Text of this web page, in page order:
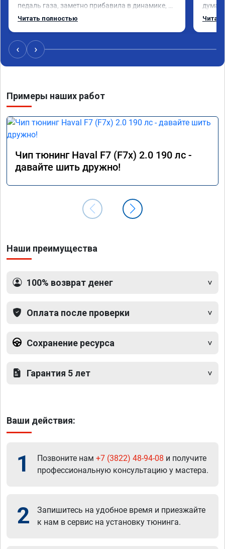
педаль газа, заметно прибавила в динамике,
по расходу топлива не чего не поменялось,
рекомендую данных ребят.
Читать полностью
Плюс
‹ ›
Примеры наших работ
Чип тюнинг Haval F7 (F7x) 2.0 190 лс -
давайте шить дружно!
Наши преимущества
100% возврат денег
Оплата после проверки
Сохранение ресурса
Гарантия 5 лет
Ваши действия:
1 Позвоните нам +7 (3822) 48-94-08 и получите
профессиональную консультацию у мастера.
2
Запишитесь на удобное время и приезжайте
к нам в сервис на установку тюнинга.